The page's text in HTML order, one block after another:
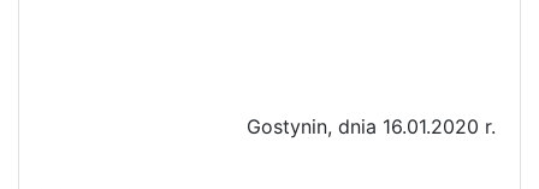
Gostynin, dnia 16.01.2020 r.